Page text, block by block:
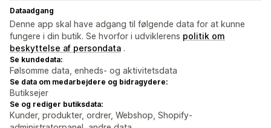
Dataadgang
Denne app skal have adgang til følgende data for at kunne
fungere i din butik. Se hvorfor i udviklerens politik om
beskyttelse af persondata .
Se kundedata:
Følsomme data, enheds- og aktivitetsdata
Se data om medarbejdere og bidragydere:
Butiksejer
Se og rediger butiksdata:
Kunder, produkter, ordrer, Webshop, Shopify-